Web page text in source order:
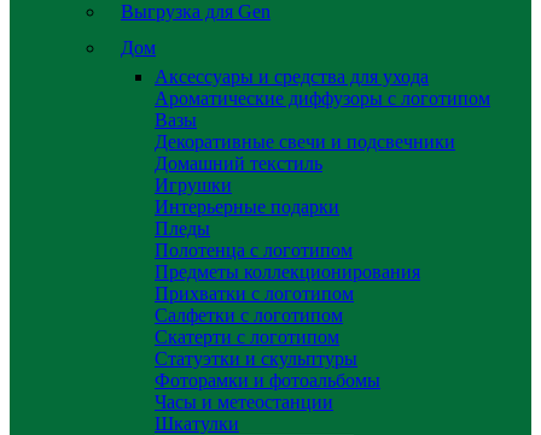
Выгрузка для Gen
Дом
Аксессуары и средства для ухода
Ароматические диффузоры с логотипом
Вазы
Декоративные свечи и подсвечники
Домашний текстиль
Игрушки
Интерьерные подарки
Пледы
Полотенца с логотипом
Предметы коллекционирования
Прихватки с логотипом
Салфетки с логотипом
Скатерти с логотипом
Статуэтки и скульптуры
Фоторамки и фотоальбомы
Часы и метеостанции
Шкатулки